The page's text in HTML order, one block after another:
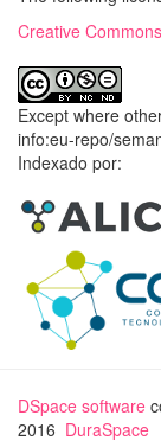
Creative Commons
Except where
info:eu-repo/
Indexado por:
DSpace software
2016 DuraSpace